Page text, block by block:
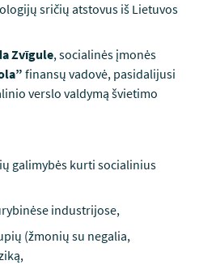
sričių atstovus iš Lietuvos
Zvīgule, socialinės įmonės
finansų vadovė, pasidalijusi
verslo valdymą švietimo
galimybės kurti socialinius
industrijose,
(žmonių su negalia,